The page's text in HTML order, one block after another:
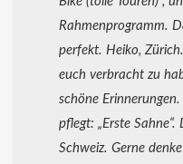
Rahmenprogramm.
perfekt. Heiko,
euch verbracht zu
schöne
pflegt: „Erste
Schweiz. Gerne